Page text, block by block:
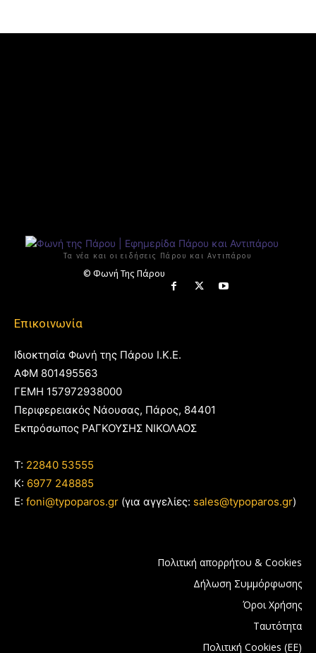
Τα νέα και οι ειδήσεις Πάρου και Αντιπάρου
© Φωνή Της Πάρου
Επικοινωνία
Ιδιοκτησία Φωνή της Πάρου Ι.Κ.Ε.
ΑΦΜ 801495563
ΓΕΜΗ 157972938000
Περιφερειακός Νάουσας, Πάρος, 84401
Εκπρόσωπος ΡΑΓΚΟΥΣΗΣ ΝΙΚΟΛΑΟΣ
T: 22840 53555
Κ: 6977 248885
E: foni@typoparos.gr (για αγγελίες: sales@typoparos.gr)
Πολιτική απορρήτου & Cookies
Δήλωση Συμμόρφωσης
Όροι Χρήσης
Ταυτότητα
Πολιτική Cookies (ΕΕ)